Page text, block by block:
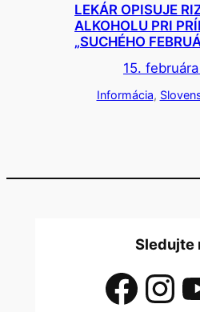
LEKÁR OPISUJE
ALKOHOLU PRI
„SUCHÉHO
15.
Informácia,
Sledujte
Facebook InstagramYouTube